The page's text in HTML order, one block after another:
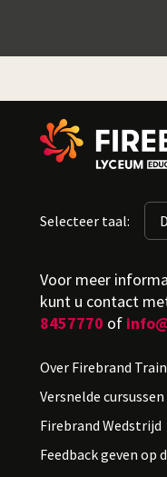
Selecteer taal:
Voor meer
kunt u contact
8457770 of
Over Firebrand
Versnelde cursussen
Firebrand Wedstrijd
Feedback geven op